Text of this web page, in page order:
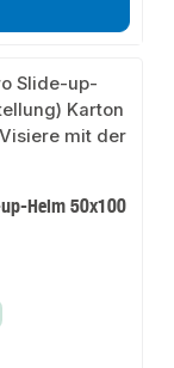
Helm 50x100